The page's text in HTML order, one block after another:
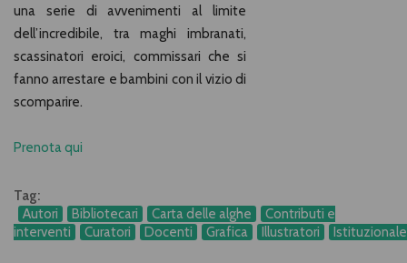
una serie di avvenimenti al limite
dell’incredibile, tra maghi imbranati,
scassinatori eroici, commissari che si
fanno arrestare e bambini con il vizio di
scomparire.
Prenota qui
Tag:
Autori
Bibliotecari Carta delle alghe
Contributi e
interventi
Curatori Docenti Grafica Illustratori Istituzionale